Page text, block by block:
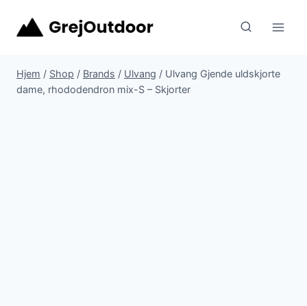
Hjem / Shop / Brands / Ulvang / Ulvang Gjende uldskjorte
dame, rhododendron mix-S – Skjorter